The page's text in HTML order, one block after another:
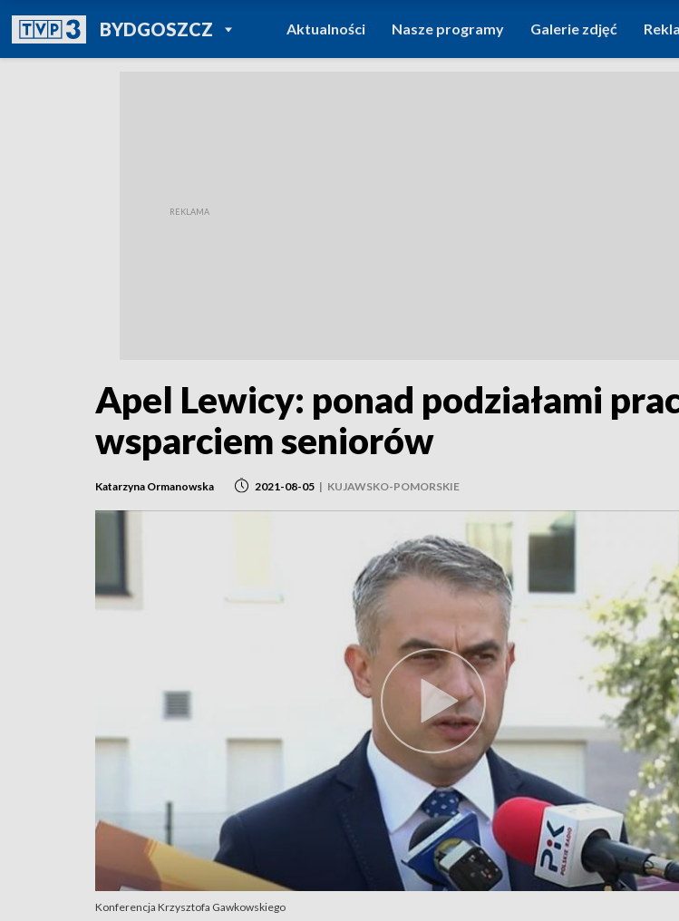
BYDGOSZCZPOWRÓT DO
TVP REGIONY
Aktualności Nasze programy Galerie zdjęć
Apel Lewicy: ponad podziałami
wsparciem seniorów
Katarzyna Ormanowska 2021-08-05 | KUJAWSKO-POMORSKIE
Konferencja Krzysztofa Gawkowskiego